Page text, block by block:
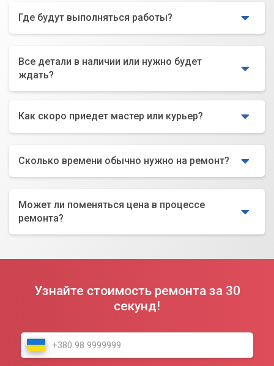
Где будут выполняться работы?
Все детали в наличии или нужно будет
ждать?
Как скоро приедет мастер или курьер?
Сколько времени обычно нужно на ремонт?
Может ли поменяться цена в процессе
ремонта?
Узнайте стоимость ремонта за 30
секунд!